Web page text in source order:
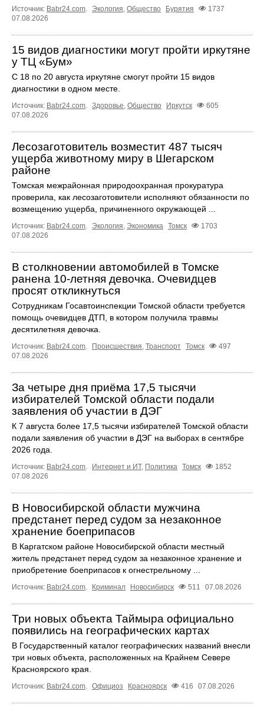
Источник: Babr24.com Экология Общество Бурятия
1737
07.08.2026
15 видов диагностики могут пройти иркутяне
у ТЦ «Бум»
С 18 по 20 августа иркутяне смогут пройти 15 видов
диагностики в одном месте.
Источник: Babr24.com Здоровье Общество Иркутск
605
07.08.2026
Лесозаготовитель возместит 487 тысяч
ущерба животному миру в Шегарском
районе
Томская межрайонная природоохранная прокуратура
проверила, как лесозаготовители исполняют обязанности по
возмещению ущерба, причиненного окружающей ...
Источник: Babr24.com. Экология, Экономика Томск
1703
07.08.2026
В столкновении автомобилей в Томске
ранена 10-летняя девочка. Очевидцев
просят откликнуться
Сотрудникам Госавтоинспекции Томской области требуется
помощь очевидцев ДТП, в котором получила травмы
десятилетняя девочка.
Источник: Babr24.com. Происшествия, Транспорт Томск
497
07.08.2026
За четыре дня приёма 17,5 тысячи
избирателей Томской области подали
заявления об участии в ДЭГ
К 7 августа более 17,5 тысячи избирателей Томской области
подали заявления об участии в ДЭГ на выборах в сентябре
2026 года.
Источник: Babr24.com. Интернет и ИТ, Политика Томск
1852
07.08.2026
В Новосибирской области мужчина
предстанет перед судом за незаконное
хранение боеприпасов
В Каргатском районе Новосибирской области местный
житель предстанет перед судом за незаконное хранение и
приобретение боеприпасов к огнестрельному ...
Источник: Babr24.com. Криминал Новосибирск 511 07.08.2026
Три новых объекта Таймыра официально
появились на географических картах
В Государственный каталог географических названий внесли
три новых объекта, расположенных на Крайнем Севере
Красноярского края.
Источник: Babr24.com. Официоз Красноярск 416 07.08.2026